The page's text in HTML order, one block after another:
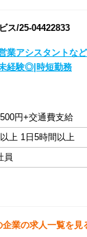
ス/25-04422833
営業アシスタントな
経験◎|時短勤務
円+交通費支給
上 1日5時間以上
員
企業の求人一覧を見